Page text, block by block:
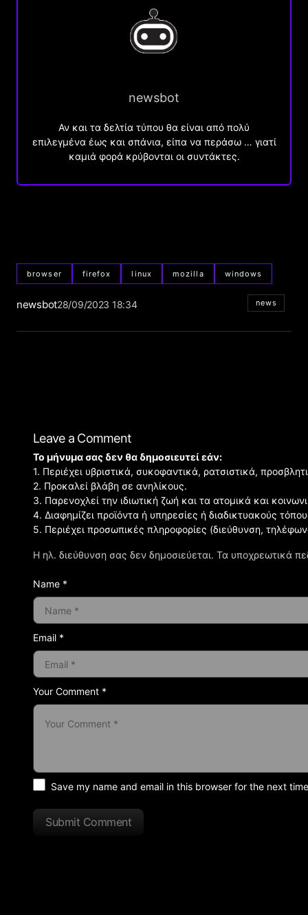
newsbot
Αν και τα δελτία τύπου θα είναι από πολύ
επιλεγμένα έως και σπάνια, είπα να περάσω … γιατί
καμιά φορά κρύβονται οι συντάκτες.
browser firefox linux mozilla windows
newsbot28/09/2023 18:34 news
Leave a Comment
Η ηλ. διεύθυνση σας δεν δημοσιεύεται. Τα υποχρεωτικά
Your Comment *
Το μήνυμα σας δεν θα δημοσιευτεί εάν:
1. Περιέχει υβριστικά, συκοφαντικά, ρατσιστικά,
2. Προκαλεί βλάβη σε ανηλίκους.
3. Παρενοχλεί την ιδιωτική ζωή και τα ατομικά και
4. Διαφημίζει προϊόντα ή υπηρεσίες ή διαδικτυακούς
5. Περιέχει προσωπικές πληροφορίες (διεύθυνση,
Name *
Email *
Save my name and email in this browser for the next
Submit Comment